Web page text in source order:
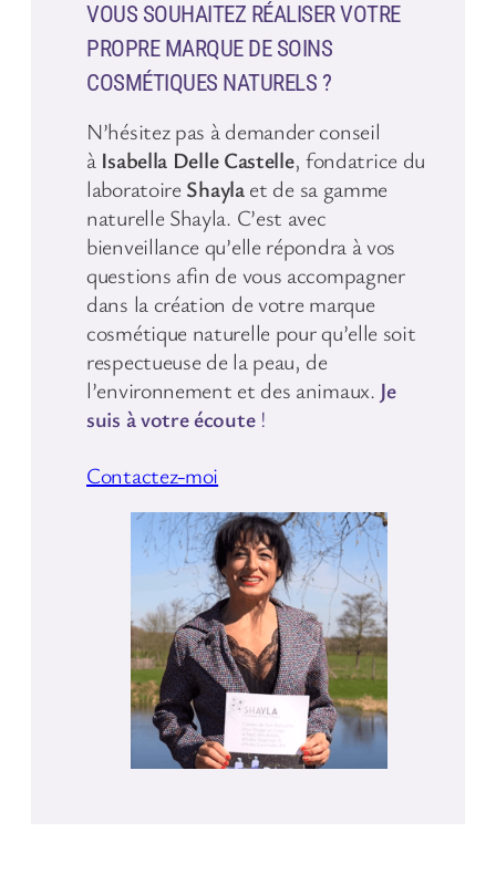
VOUS SOUHAITEZ RÉALISER VOTRE
PROPRE MARQUE DE SOINS
COSMÉTIQUES NATURELS ?
N’hésitez pas à demander conseil
à Isabella Delle Castelle, fondatrice du
laboratoire Shaylaet de sa gamme
naturelle Shayla. C’est avec
bienveillance qu’elle répondra à vos
questions afin de vous accompagner
dans la création de votre marque
cosmétique naturelle pour qu’elle soit
respectueuse de la peau, de
l’environnement et des animaux. Je
suis à votre écoute!
Contactez-moi